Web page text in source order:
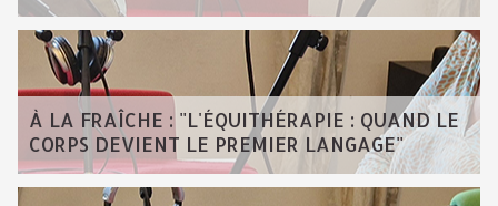
À LA FRAÎCHE : "L'ÉQUITHÉRAPIE : QUAND LE
CORPS DEVIENT LE PREMIER LANGAGE"